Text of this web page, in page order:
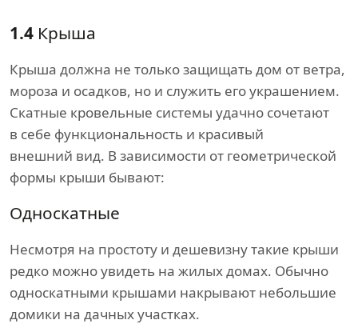
1.4 Крыша
Крыша должна не только защищать дом от ветра,
мороза и осадков, но и служить его украшением.
Скатные кровельные системы удачно сочетают
в себе функциональность и красивый
внешний вид. В зависимости от геометрической
формы крыши бывают:
Односкатные
Несмотря на простоту и дешевизну такие крыши
редко можно увидеть на жилых домах. Обычно
односкатными крышами накрывают небольшие
домики на дачных участках.